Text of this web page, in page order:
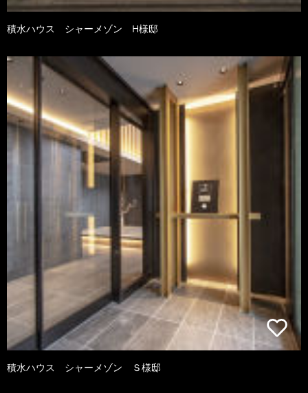
積水ハウス シャーメゾン H様邸
積水ハウス シャーメゾン Ｓ様邸